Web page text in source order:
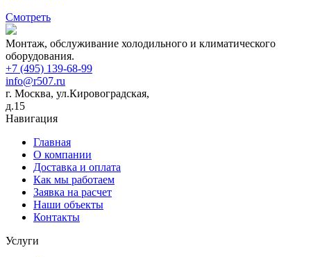
Смотреть
Монтаж, обслуживание холодильного и климатического
оборудования.
+7 (495) 139-68-99
info@r507.ru
г. Москва, ул.Кировоградская,
д.15
Навигация
Главная
О компании
Доставка и оплата
Как мы работаем
Заявка на расчет
Наши объекты
Контакты
Услуги